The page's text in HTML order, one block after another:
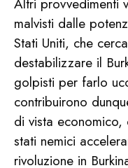
Altri provvedimenti
malvisti dalle
Stati Uniti, che
destabilizzare il
golpisti per farlo
contribuirono
di vista
stati nemici
rivoluzione in